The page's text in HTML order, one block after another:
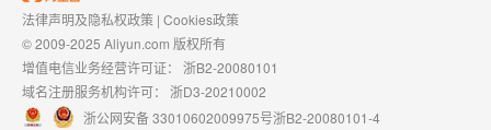
法律声明及隐私权政策 | Cookies政策
© 2009-2025 Aliyun.com 版权所有
增值电信业务经营许可证： 浙B2-20080101
域名注册服务机构许可： 浙D3-20210002
浙公网安备 33010602009975号浙B2-20080101-4